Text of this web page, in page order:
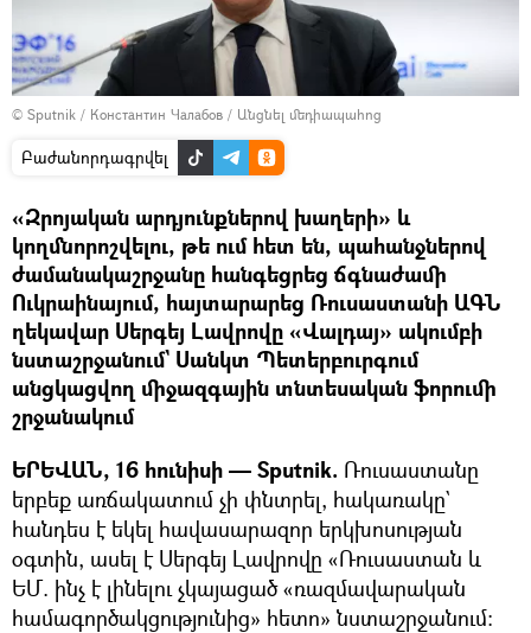
© Sputnik / Константин Чалабов / Անցնել մեդիապահոց
Բաժանորդագրվել
«Զրոյական արդյունքներով խաղերի» և
կողմնորոշվելու, թե ում հետ են, պահանջներով
ժամանակաշրջանը հանգեցրեց ճգնաժամի
Ուկրաինայում, հայտարարեց Ռուսաստանի ԱԳՆ
ղեկավար Սերգեյ Լավրովը «Վալդայ» ակումբի
նստաշրջանում` Սանկտ Պետերբուրգում
անցկացվող միջազգային տնտեսական ֆորումի
շրջանակում
ԵՐԵՎԱՆ, 16 հունիսի — Sputnik. Ռուսաստանը
երբեք առճակատում չի փնտրել, հակառակը`
հանդես է եկել հավասարազոր երկխոսության
օգտին, ասել է Սերգեյ Լավրովը «Ռուսաստան և
ԵՄ. ինչ է լինելու չկայացած «ռազմավարական
համագործակցությունից» հետո» նստաշրջանում։